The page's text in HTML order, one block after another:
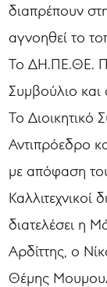
διαπρέπουν
αγνοηθεί το
Το ΔΗ.ΠΕ.ΘΕ.
Συμβούλιο και
Το Διοικητικό
Αντιπρόεδρο
με απόφαση
Καλλιτεχνικοί
διατελέσει η
Αρδίττης, ο
Θέμης